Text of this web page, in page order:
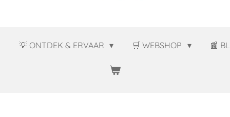
💡 ONTDEK & ERVAAR 🛒 WEBSHOP 📰